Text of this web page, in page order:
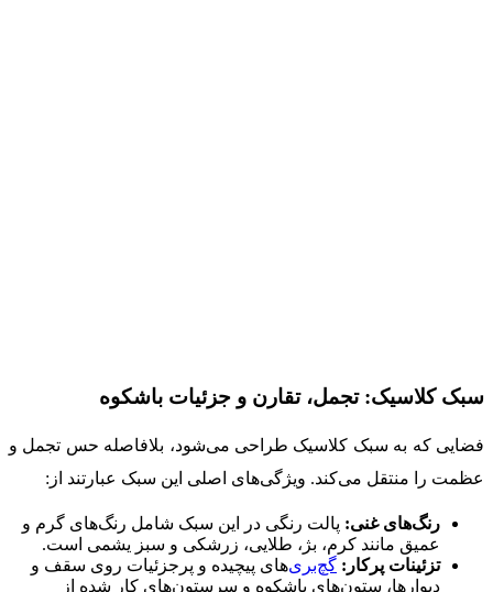
سبک کلاسیک: تجمل، تقارن و جزئیات باشکوه
فضایی که به سبک کلاسیک طراحی می‌شود، بلافاصله حس تجمل و
عظمت را منتقل می‌کند. ویژگی‌های اصلی این سبک عبارتند از:
رنگ‌های غنی: پالت رنگی در این سبک شامل رنگ‌های گرم و
عمیق مانند کرم، بژ، طلایی، زرشکی و سبز یشمی است.
تزئینات پرکار: گچ‌بری‌های پیچیده و پرجزئیات روی سقف و
دیوارها، ستون‌های باشکوه و سرستون‌های کار شده از